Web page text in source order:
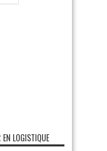
LOGISTIQUE